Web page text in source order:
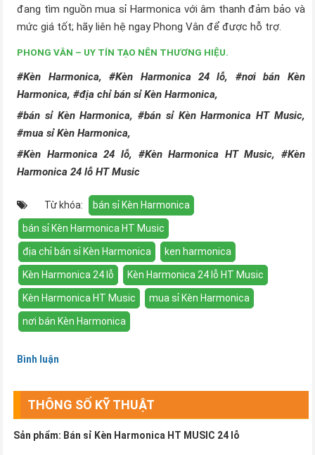
đang tìm nguồn mua sỉ Harmonica với âm thanh đảm bảo và
mức giá tốt; hãy liên hệ ngay Phong Vân để được hỗ trợ.
PHONG VÂN – UY TÍN TẠO NÊN THƯƠNG HIỆU.
#Kèn Harmonica, #Kèn Harmonica 24 lỗ, #nơi bán Kèn
Harmonica, #địa chỉ bán sỉ Kèn Harmonica,
#bán sỉ Kèn Harmonica, #bán sỉ Kèn Harmonica HT Music,
#mua sỉ Kèn Harmonica,
#Kèn Harmonica 24 lỗ, #Kèn Harmonica HT Music, #Kèn
Harmonica 24 lỗ HT Music
Từ khóa: bán sỉ Kèn Harmonica
bán sỉ Kèn Harmonica HT Music
địa chỉ bán sỉ Kèn Harmonica ken harmonica
Kèn Harmonica 24 lỗ Kèn Harmonica 24 lỗ HT Music
Kèn Harmonica HT Music mua sỉ Kèn Harmonica
nơi bán Kèn Harmonica
Bình luận
THÔNG SỐ KỸ THUẬT
Sản phẩm: Bán sỉ Kèn Harmonica HT MUSIC 24 lỗ